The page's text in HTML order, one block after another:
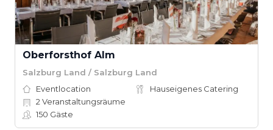
Oberforsthof Alm
Salzburg Land / Salzburg Land
Eventlocation
Hauseigenes Catering
2 Veranstaltungsräume
150 Gäste